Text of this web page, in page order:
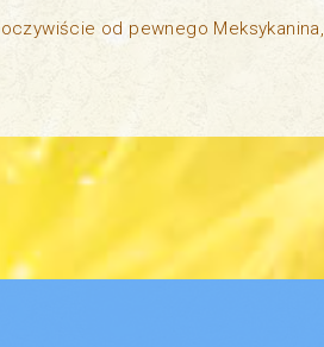
od pewnego Meksykanina,